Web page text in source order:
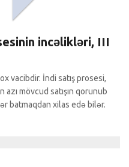
incəlikləri, III
vacibdir. İndi satış prosesi,
azı mövcud satışın qorunub
batmaqdan xilas edə bilər.